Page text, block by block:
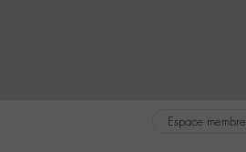
Espace membre